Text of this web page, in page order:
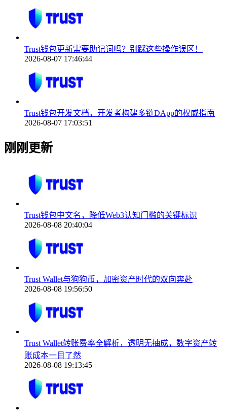
Trust钱包更新需要助记词吗？别踩这些操作误区！
2026-08-07 17:46:44
Trust钱包开发文档，开发者构建多链DApp的权威指南
2026-08-07 17:03:51
刚刚更新
Trust钱包中文名，降低Web3认知门槛的关键标识
2026-08-08 20:40:04
Trust Wallet与狗狗币，加密资产时代的双向奔赴
2026-08-08 19:56:50
Trust Wallet转账费率全解析，透明无抽成，数字资产转
账成本一目了然
2026-08-08 19:13:45